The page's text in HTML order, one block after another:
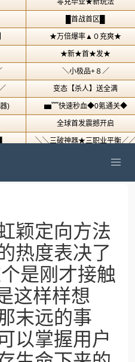
颖定向方法
热度表决了
是刚才接触
这样样想
末远的事
以掌握用户